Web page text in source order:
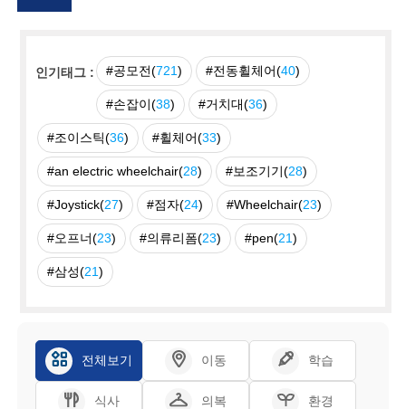
인기태그 : #공모전(721) #전동휠체어(40)
#손잡이(38) #거치대(36)
#조이스틱(36) #휠체어(33)
#an electric wheelchair(28) #보조기기(28)
#Joystick(27) #점자(24) #Wheelchair(23)
#오프너(23) #의류리폼(23) #pen(21)
#삼성(21)
전체보기 이동 학습
식사 의복 환경